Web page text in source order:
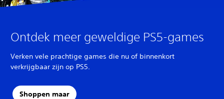
Ontdek meer geweldige PS5-games
Verken vele prachtige games die nu of binnenkort
verkrijgbaar zijn op PS5.
Shoppen maar